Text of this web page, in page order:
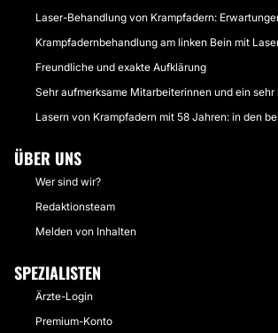
Laser-Behandlung von Krampfadern:
Krampfadernbehandlung am linken Bein mit
Freundliche und exakte Aufklärung
Sehr aufmerksame Mitarbeiterinnen und ein
Lasern von Krampfadern mit 58 Jahren: in den
ÜBER UNS
Wer sind wir?
Redaktionsteam
Melden von Inhalten
SPEZIALISTEN
Ärzte-Login
Premium-Konto